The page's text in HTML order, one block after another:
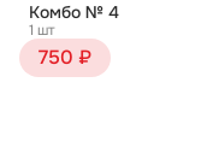
Комбо № 4
1 шт
750 ₽